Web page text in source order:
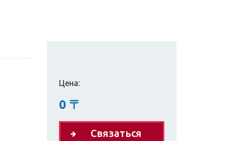
Цена:
0 〒
Связаться